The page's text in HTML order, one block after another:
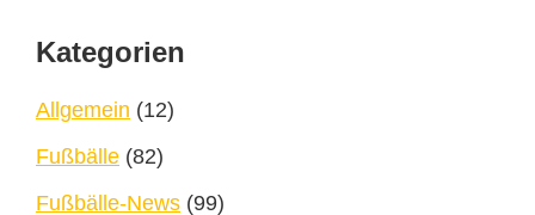
Footer
Kategorien
Allgemein (12)
Fußbälle (82)
Fußbälle-News (99)